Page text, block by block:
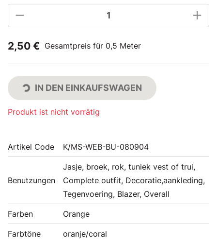
2,50 € Gesamtpreis für 0,5 Meter
IN DEN EINKAUFSWAGEN
Produkt ist nicht vorrätig
Artikel Code K/MS-WEB-BU-080904
Benutzungen
Jasje, broek, rok, tuniek vest of trui,
Complete outfit, Decoratie,aankleding,
Tegenvoering, Blazer, Overall
Farben Orange
Farbtöne oranje/coral